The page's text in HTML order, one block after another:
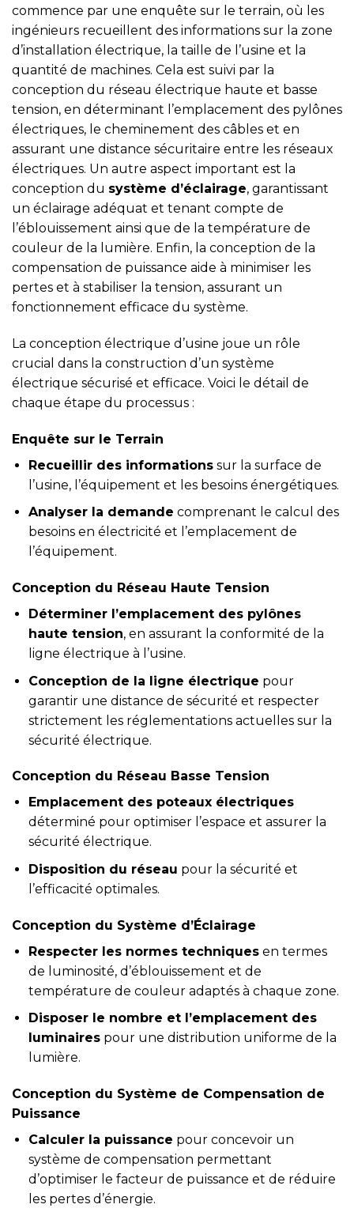
commence par une enquête sur le terrain, où les
ingénieurs recueillent des informations sur la zone
d’installation électrique, la taille de l’usine et la
quantité de machines. Cela est suivi par la
conception du réseau électrique haute et basse
tension, en déterminant l’emplacement des pylônes
électriques, le cheminement des câbles et en
assurant une distance sécuritaire entre les réseaux
électriques. Un autre aspect important est la
conception du système d’éclairage, garantissant
un éclairage adéquat et tenant compte de
l’éblouissement ainsi que de la température de
couleur de la lumière. Enfin, la conception de la
compensation de puissance aide à minimiser les
pertes et à stabiliser la tension, assurant un
fonctionnement efficace du système.
La conception électrique d’usine joue un rôle
crucial dans la construction d’un système
électrique sécurisé et efficace. Voici le détail de
chaque étape du processus :
Enquête sur le Terrain
Recueillir des informationssur la surface de
l’usine, l’équipement et les besoins énergétiques.
Analyser la demande comprenant le calcul des
besoins en électricité et l’emplacement de
l’équipement.
Conception du Réseau Haute Tension
Déterminer l’emplacement des pylônes
haute tension, en assurant la conformité de la
ligne électrique à l’usine.
Conception de la ligne électrique pour
garantir une distance de sécurité et respecter
strictement les réglementations actuelles sur la
sécurité électrique.
Conception du Réseau Basse Tension
Emplacement des poteaux électriques
déterminé pour optimiser l’espace et assurer la
sécurité électrique.
Disposition du réseau pour la sécurité et
l’efficacité optimales.
Conception du Système d’Éclairage
Respecter les normes techniquesen termes
de luminosité, d’éblouissement et de
température de couleur adaptés à chaque zone.
Disposer le nombre et l’emplacement des
luminairespour une distribution uniforme de la
lumière.
Conception du Système de Compensation de
Puissance
Calculer la puissance pour concevoir un
système de compensation permettant
d’optimiser le facteur de puissance et de réduire
les pertes d’énergie.